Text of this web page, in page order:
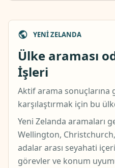
YENI ZELANDA
Ülke araması
İşleri
Aktif arama sonuçlarına
karşılaştırmak için bu
Yeni Zelanda aramaları
Wellington,
adalar arası seyahati
görevler ve konum